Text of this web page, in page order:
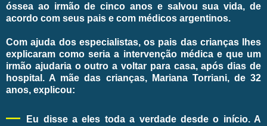
óssea ao irmão de cinco anos e salvou sua vida, de
acordo com seus pais e com médicos argentinos.
Com ajuda dos especialistas, os pais das crianças lhes
explicaram como seria a intervenção médica e que um
irmão ajudaria o outro a voltar para casa, após dias de
hospital. A mãe das crianças, Mariana Torriani, de 32
anos, explicou:
—
Eu disse a eles toda a verdade desde o início. A